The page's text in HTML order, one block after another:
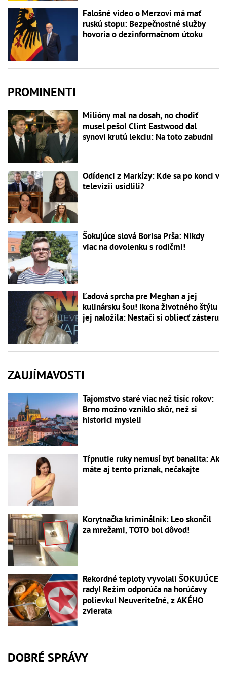
Falošné video o Merzovi má mať
ruskú stopu: Bezpečnostné služby
hovoria o dezinformačnom útoku
PROMINENTI
Milióny mal na dosah, no chodiť
musel pešo! Clint Eastwood dal
synovi krutú lekciu: Na toto zabudni
Odídenci z Markízy: Kde sa po konci v
televízii usídlili?
Šokujúce slová Borisa Prša: Nikdy
viac na dovolenku s rodičmi!
Ľadová sprcha pre Meghan a jej
kulinársku šou! Ikona životného štýlu
jej naložila: Nestačí si obliecť zásteru
ZAUJÍMAVOSTI
Tajomstvo staré viac než tisíc rokov:
Brno možno vzniklo skôr, než si
historici mysleli
Tŕpnutie ruky nemusí byť banalita: Ak
máte aj tento príznak, nečakajte
Korytnačka kriminálnik: Leo skončil
za mrežami, TOTO bol dôvod!
Rekordné teploty vyvolali ŠOKUJÚCE
rady! Režim odporúča na horúčavy
polievku! Neuveriteľné, z AKÉHO
zvierata
DOBRÉ SPRÁVY